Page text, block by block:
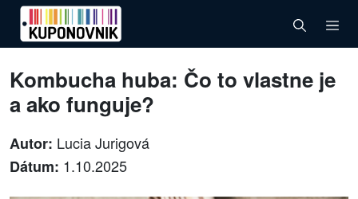
Kombucha huba: Čo to vlastne je
a ako funguje?
Autor: Lucia Jurigová
Dátum: 1.10.2025